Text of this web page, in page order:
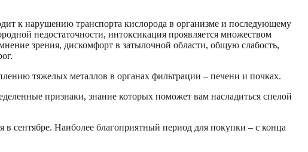
к нарушению транспорта кислорода в организме и последующему
недостаточности, интоксикация проявляется множеством
зрения, дискомфорт в затылочной области, общую слабость,
тяжелых металлов в органах фильтрации – печени и почках.
признаки, знание которых поможет вам насладиться спелой
в сентябре. Наиболее благоприятный период для покупки – с конца